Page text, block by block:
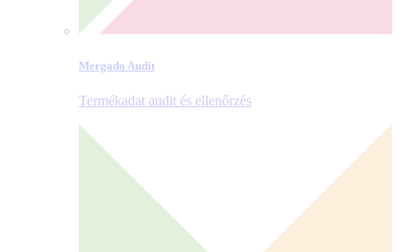
Mergado Audit
Termékadat audit és ellenőrzés